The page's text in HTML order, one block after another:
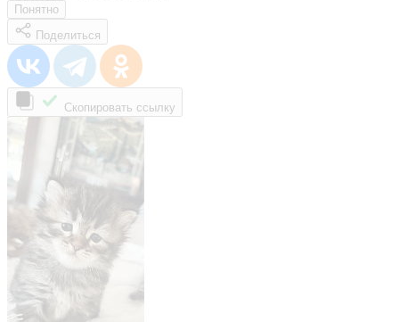
Понятно
Поделиться
Скопировать ссылку